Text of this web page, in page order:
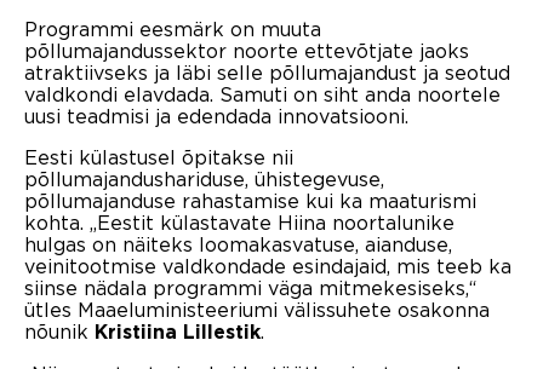
Programmi eesmärk on muuta
põllumajandussektor noorte ettevõtjate jaoks
atraktiivseks ja läbi selle põllumajandust ja seotud
valdkondi elavdada. Samuti on siht anda noortele
uusi teadmisi ja edendada innovatsiooni.
Eesti külastusel õpitakse nii
põllumajandushariduse, ühistegevuse,
põllumajanduse rahastamise kui ka maaturismi
kohta. „Eestit külastavate Hiina noortalunike
hulgas on näiteks loomakasvatuse, aianduse,
veinitootmise valdkondade esindajaid, mis teeb ka
siinse nädala programmi väga mitmekesiseks,“
ütles Maaeluministeeriumi välissuhete osakonna
nõunik Kristiina Lillestik.